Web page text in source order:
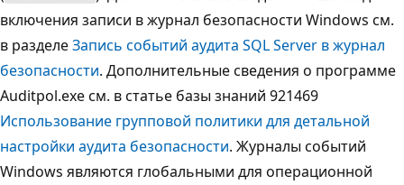
включения записи в журнал безопасности Windows см.
в разделеЗапись событий аудита SQL Server в журнал
безопасности. Дополнительные сведения о программе
Auditpol.exe см. в статье базы знаний 921469
Использование групповой политики для детальной
настройки аудита безопасности. Журналы событий
Windows являются глобальными для операционной